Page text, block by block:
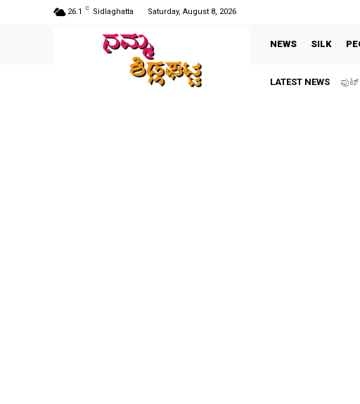
26.1 C Sidlaghatta Saturday, August 8, 2026
NEWS SILK
LATEST NEWS ಫುಟ್‌